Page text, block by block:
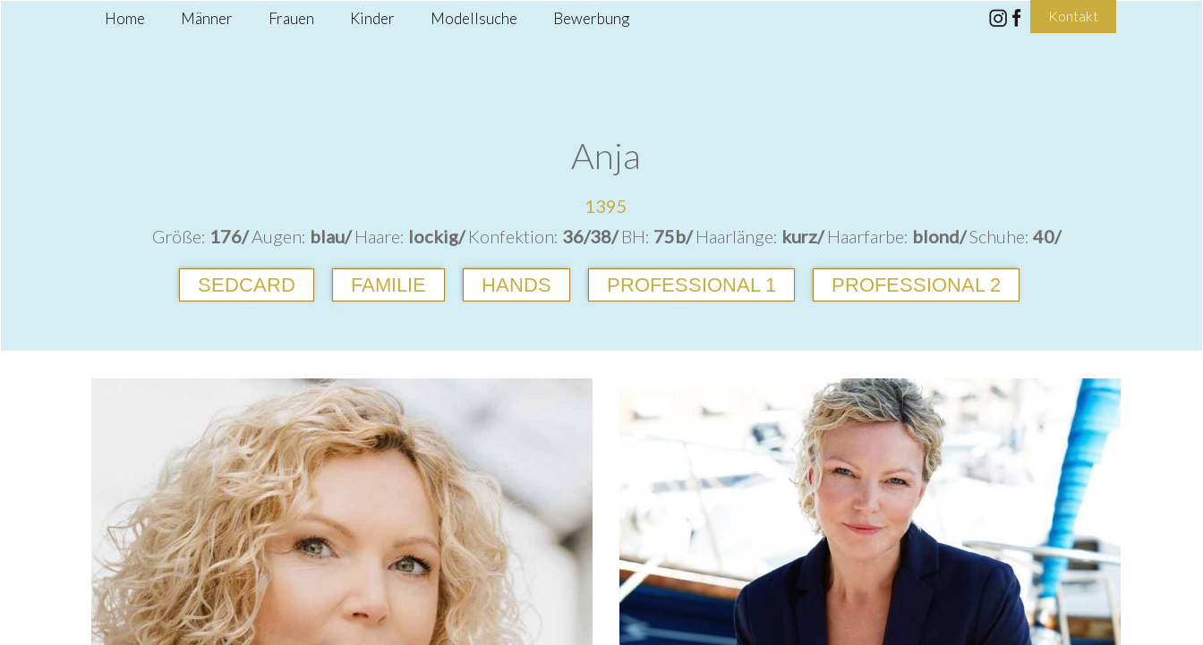
Home Männer Frauen Kinder Modellsuche Bewerbung Kontakt
Anja
1395
Größe: 176/Augen: blau/Haare: lockig/Konfektion: 36/38/BH: 75b/Haarlänge: kurz/Haarfarbe: blond/Schuhe: 40/
SEDCARD FAMILIE HANDS PROFESSIONAL 1 PROFESSIONAL 2